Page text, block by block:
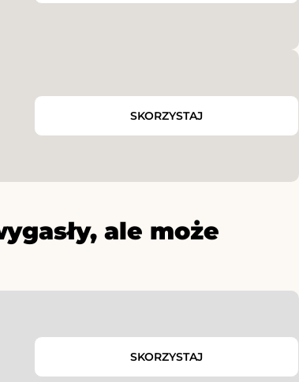
SKORZYSTAJ
ale może
SKORZYSTAJ